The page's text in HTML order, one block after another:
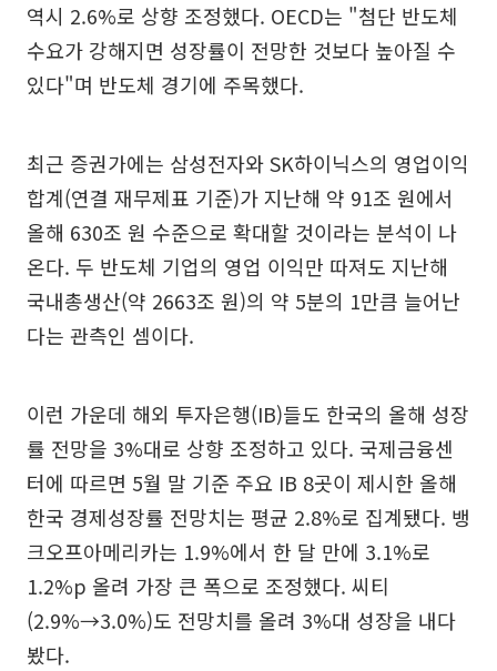
역시 2.6%로 상향 조정했다. OECD는 "첨단 반도체
수요가 강해지면 성장률이 전망한 것보다 높아질 수
있다"며 반도체 경기에 주목했다.
최근 증권가에는 삼성전자와 SK하이닉스의 영업이익
합계(연결 재무제표 기준)가 지난해 약 91조 원에서
올해 630조 원 수준으로 확대할 것이라는 분석이 나
온다. 두 반도체 기업의 영업 이익만 따져도 지난해
국내총생산(약 2663조 원)의 약 5분의 1만큼 늘어난
다는 관측인 셈이다.
이런 가운데 해외 투자은행(IB)들도 한국의 올해 성장
률 전망을 3%대로 상향 조정하고 있다. 국제금융센
터에 따르면 5월 말 기준 주요 IB 8곳이 제시한 올해
한국 경제성장률 전망치는 평균 2.8%로 집계됐다. 뱅
크오프아메리카는 1.9%에서 한 달 만에 3.1%로
1.2%p 올려 가장 큰 폭으로 조정했다. 씨티
(2.9%→3.0%)도 전망치를 올려 3%대 성장을 내다
봤다.